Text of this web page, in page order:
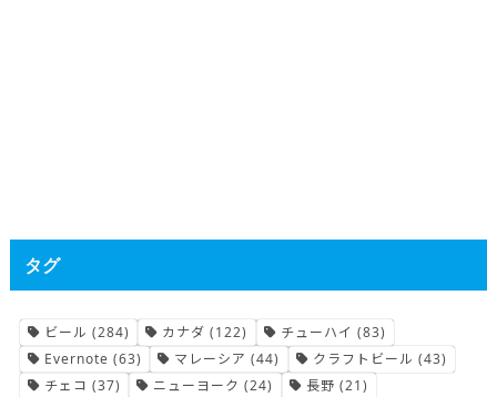
タグ
ビール (284) カナダ (122) チューハイ (83)
Evernote (63) マレーシア (44) クラフトビール (43)
チェコ (37) ニューヨーク (24) 長野 (21)